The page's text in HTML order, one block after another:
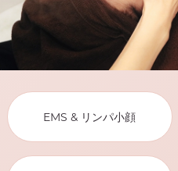
EMS & リンパ小顔